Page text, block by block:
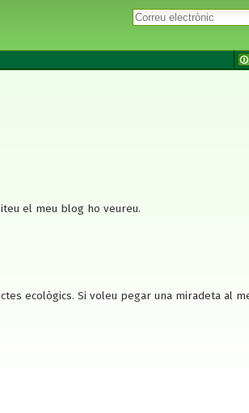
el meu blog ho veureu.
ecològics. Si voleu pegar una miradeta al